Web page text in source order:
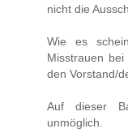
nicht die
Wie es
Misstrauen bei
den Vorstand/
Auf dieser
unmöglich.